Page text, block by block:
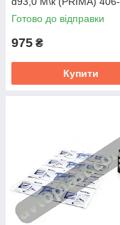
1000100-01АР
Готово до відправки
975 ₴
Купити